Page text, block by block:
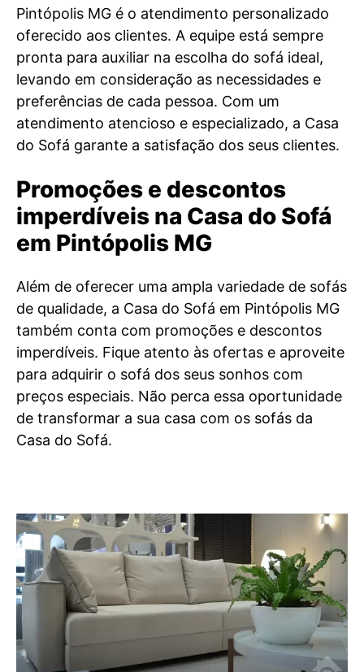
Pintópolis MG é o atendimento personalizado
oferecido aos clientes. A equipe está sempre
pronta para auxiliar na escolha do sofá ideal,
levando em consideração as necessidades e
preferências de cada pessoa. Com um
atendimento atencioso e especializado, a Casa
do Sofá garante a satisfação dos seus clientes.
Promoções e descontos
imperdíveis na Casa do Sofá
em Pintópolis MG
Além de oferecer uma ampla variedade de sofás
de qualidade, a Casa do Sofá em Pintópolis MG
também conta com promoções e descontos
imperdíveis. Fique atento às ofertas e aproveite
para adquirir o sofá dos seus sonhos com
preços especiais. Não perca essa oportunidade
de transformar a sua casa com os sofás da
Casa do Sofá.